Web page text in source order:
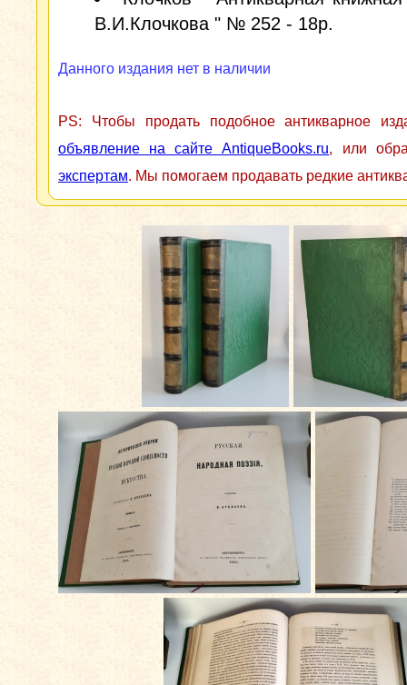
В.И.Клочкова " № 252 - 18р.
Данного издания нет в наличии
PS: Чтобы продать подобное антикварное
объявление на сайте AntiqueBooks.ru, или
экспертам. Мы помогаем продавать редкие